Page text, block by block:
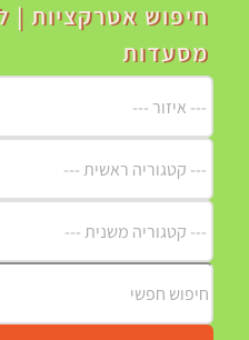
חיפוש אטרקציות |
מסעדות